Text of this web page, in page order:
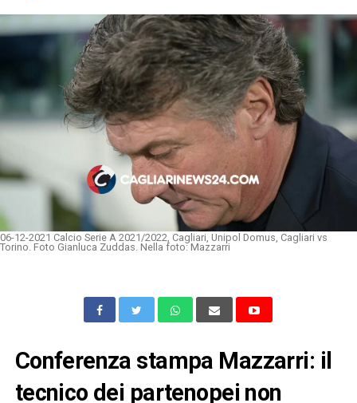
06-12-2021 Calcio Serie A 2021/2022, Cagliari, Unipol Domus, Cagliari vs
Torino. Foto Gianluca Zuddas. Nella foto: Mazzarri
Conferenza stampa Mazzarri: il
tecnico dei partenopei non